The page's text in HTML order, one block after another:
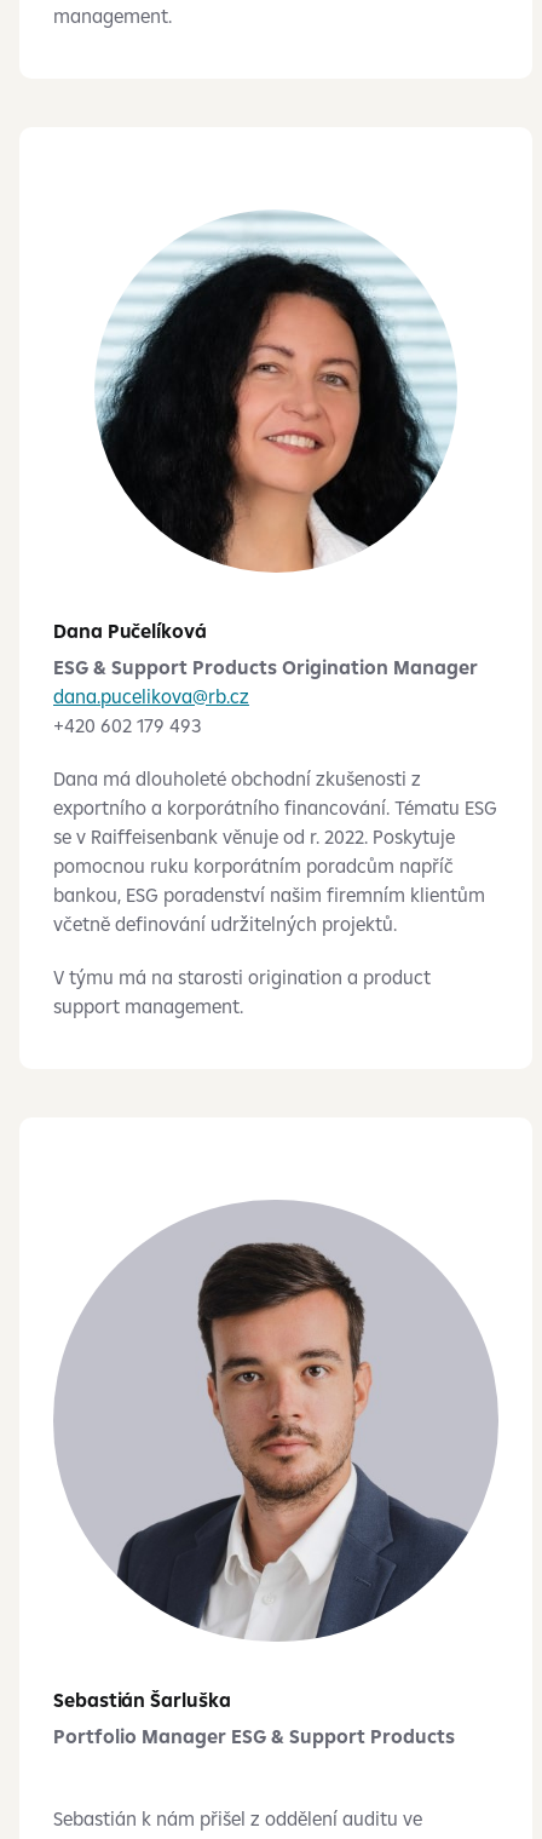
management.
Dana Pučelíková
ESG & Support Products Origination Manager
dana.pucelikova@rb.cz
+420 602 179 493
Dana má dlouholeté obchodní zkušenosti z
exportního a korporátního financování. Tématu ESG
se v Raiffeisenbank věnuje od r. 2022. Poskytuje
pomocnou ruku korporátním poradcům napříč
bankou, ESG poradenství našim firemním klientům
včetně definování udržitelných projektů.
V týmu má na starosti origination a product
support management.
Sebastián Šarluška
Portfolio Manager ESG & Support Products
Sebastián k nám přišel z oddělení auditu ve